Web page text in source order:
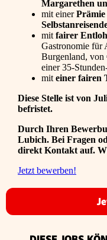
Margarethen
mit einerPrämie
mit fairer
Gastronomie für
Burgenland, von
einer 35-
mit einer fairen
Diese Stelle ist von
befristet.
Durch Ihren
Lubich. Bei Fragen
direkt Kontakt auf.
Jetzt bewerben!